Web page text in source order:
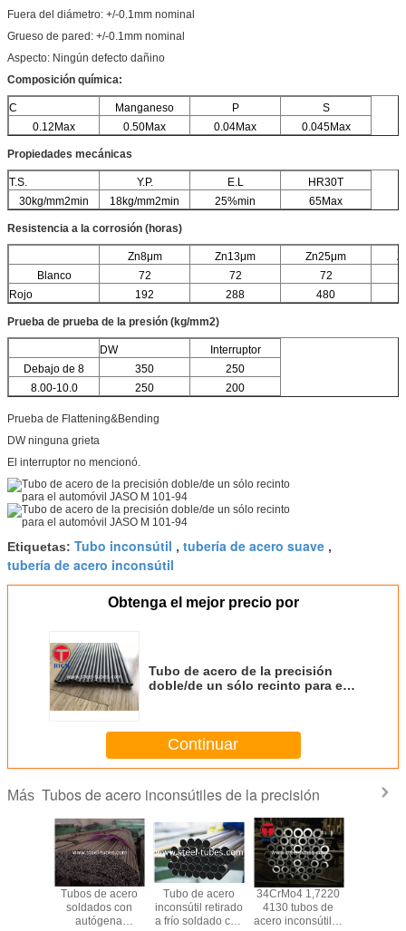
Fuera del diámetro: +/-0.1mm nominal
Grueso de pared: +/-0.1mm nominal
Aspecto: Ningún defecto dañino
Composición química:
C Manganeso P
S
0.12Max
0.50Max 0.04Max 0.045Max
Propiedades mecánicas
T.S. Y.P. E.L
HR30T
30kg/mm2min
18kg/mm2min 25%min 65Max
Resistencia a la corrosión (horas)
Zn8μm Zn13μm Zn25μm
Blanco
72 72
72
Rojo
192 288 480
Prueba de prueba de la presión (kg/mm2)
DW
Interruptor
Debajo de 8
350
250
8.00-10.0
250 200
Prueba de Flattening&Bending
DW ninguna grieta
El interruptor no mencionó.
Etiquetas: Tubo inconsútil , tubería de acero suave ,
tubería de acero inconsútil
Obtenga el mejor precio por
Tubo de acero de la precisión
doble/de un sólo recinto para el
Continuar
Más Tubos de acero inconsútiles de la precisión
Tubos de acero
soldados con
autógena
Tubo de acero
inconsútil retirado
a frío soldado con
34CrMo4 1,7220
4130 tubos de
acero inconsútiles